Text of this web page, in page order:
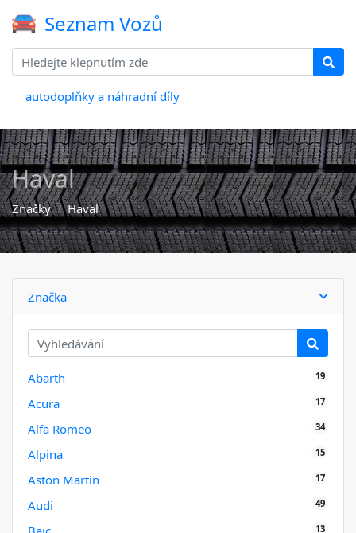
Seznam Vozů
autodoplňky a náhradní díly
Haval
Značky Haval
Značka
Abarth 19
Acura 17
Alfa Romeo 34
Alpina 15
Aston Martin 17
Audi 49
13